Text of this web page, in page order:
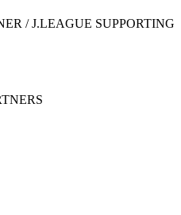
/ J.LEAGUE SUPPORTING